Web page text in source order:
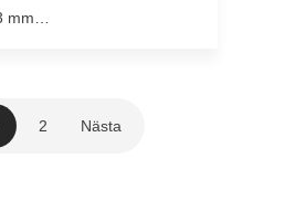
mm…
2 Nästa